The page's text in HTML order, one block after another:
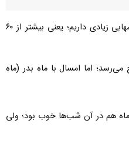
در توضیح بیشتر به تشریح موضوع بارش‌های شهابی پرداخت و اظهار داشت: در طول سال بارش‌های شهابی زیادی داریم؛ یعنی بیشتر از ۶۰
بارش شهابی هر سال است و حوالی ۲۲ تا ۲۳ آذر به اوج می‌رسد؛ اما امسال با ماه بدر (ماه
هم در آن شب‌ها خوب بود؛ ولی